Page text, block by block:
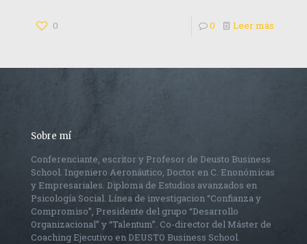
0 0 Leer más
Sobre mí
Conferenciante, escritor y Profesor de Deusto Business
School. Ingeniero Aeronáutico, Doctor en C. Enonómicas
y Empresariales. Diploma de Estudios avanzados en
Psicología Social. Línea de investigacion “Confianza y
Compromiso”, Presidente del grupo “Desarrollo
Organizacional” y “Talentum”. Co-director del Máster de
Coaching Ejecutivo en DEUSTO Business School.